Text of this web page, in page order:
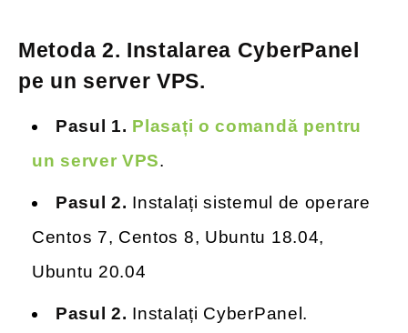
Metoda 2. Instalarea CyberPanel
pe un server VPS.
Pasul 1. Plasați o comandă pentru
un server VPS.
Pasul 2. Instalați sistemul de operare
Centos 7, Centos 8, Ubuntu 18.04,
Ubuntu 20.04
Pasul 2. Instalați CyberPanel.